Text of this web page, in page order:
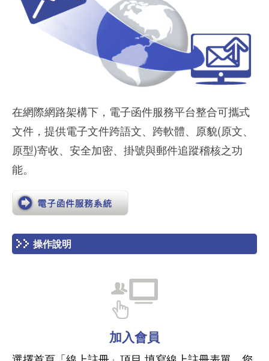
在網際網路架構下，電子函件服務平台整合可攜式
文件，提供電子文件跨語文、跨軟體、原貌(原文、
原型)寄收、安全加密、掛號與郵件追蹤稽核之功
能。
操作說明
加入會員